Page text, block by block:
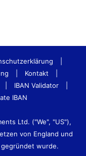
Kontakt
IBAN Validator
IBAN
Ltd. ("We", "US"),
von England und
gegründet wurde.